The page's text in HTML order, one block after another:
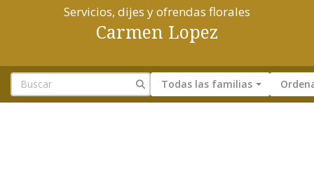
Servicios, dijes y ofrendas florales
Carmen Lopez
Todas las familias